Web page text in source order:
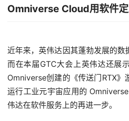
Omniverse Cloud用软件
近年来，英伟达因其蓬勃发展的数
而在本届GTC大会上英伟达还展
Omniverse创建的《传送门RTX》
运行工业元宇宙应用的
伟达在软件服务上的再进一步。